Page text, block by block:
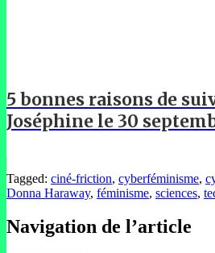
5 bonnes raisons de
Joséphine le 30
Tagged: ciné-friction, cyberféminisme,
Donna Haraway, féminisme, sciences,
Navigation de l’article